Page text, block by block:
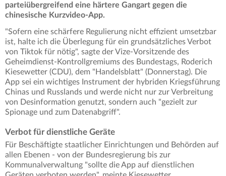
parteiübergreifend eine härtere Gangart gegen die
chinesische Kurzvideo-App.
"Sofern eine schärfere Regulierung nicht effizient umsetzbar
ist, halte ich die Überlegung für ein grundsätzliches Verbot
von Tiktok für nötig", sagte der Vize-Vorsitzende des
Geheimdienst-Kontrollgremiums des Bundestags, Roderich
Kiesewetter (CDU), dem "Handelsblatt" (Donnerstag). Die
App sei ein wichtiges Instrument der hybriden Kriegsführung
Chinas und Russlands und werde nicht nur zur Verbreitung
von Desinformation genutzt, sondern auch "gezielt zur
Spionage und zum Datenabgriff".
Verbot für dienstliche Geräte
Für Beschäftigte staatlicher Einrichtungen und Behörden auf
allen Ebenen - von der Bundesregierung bis zur
Kommunalverwaltung "sollte die App auf dienstlichen